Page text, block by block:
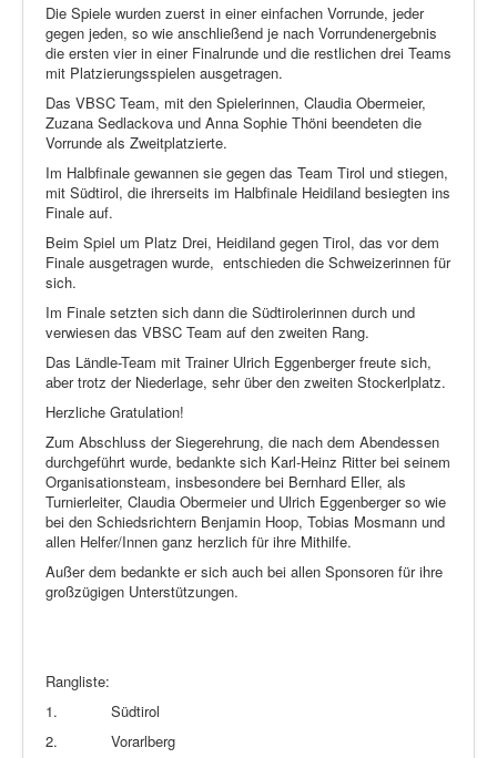
Die Spiele wurden zuerst in einer einfachen Vorrunde, jeder
gegen jeden, so wie anschließend je nach Vorrundenergebnis
die ersten vier in einer Finalrunde und die restlichen drei Teams
mit Platzierungsspielen ausgetragen.
Das VBSC Team, mit den Spielerinnen, Claudia Obermeier,
Zuzana Sedlackova und Anna Sophie Thöni beendeten die
Vorrunde als Zweitplatzierte.
Im Halbfinale gewannen sie gegen das Team Tirol und stiegen,
mit Südtirol, die ihrerseits im Halbfinale Heidiland besiegten ins
Finale auf.
Beim Spiel um Platz Drei, Heidiland gegen Tirol, das vor dem
Finale ausgetragen wurde, entschieden die Schweizerinnen für
sich.
Im Finale setzten sich dann die Südtirolerinnen durch und
verwiesen das VBSC Team auf den zweiten Rang.
Das Ländle-Team mit Trainer Ulrich Eggenberger freute sich,
aber trotz der Niederlage, sehr über den zweiten Stockerlplatz.
Herzliche Gratulation!
Zum Abschluss der Siegerehrung, die nach dem Abendessen
durchgeführt wurde, bedankte sich Karl-Heinz Ritter bei seinem
Organisationsteam, insbesondere bei Bernhard Eller, als
Turnierleiter, Claudia Obermeier und Ulrich Eggenberger so wie
bei den Schiedsrichtern Benjamin Hoop, Tobias Mosmann und
allen Helfer/Innen ganz herzlich für ihre Mithilfe.
Außer dem bedankte er sich auch bei allen Sponsoren für ihre
großzügigen Unterstützungen.
Rangliste:
1.
Südtirol
2.
Vorarlberg